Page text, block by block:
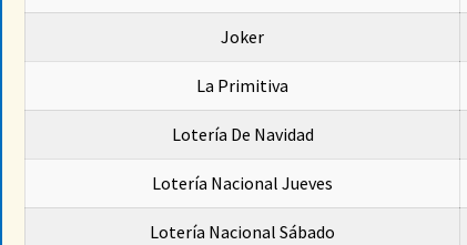
Joker
La Primitiva
Lotería De Navidad
Lotería Nacional Jueves
Lotería Nacional Sábado